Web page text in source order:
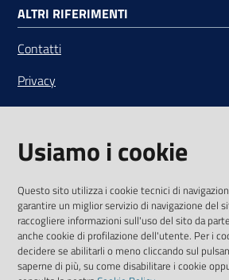
ALTRI RIFERIMENTI
Contatti
Privacy
Note legali
Media Policy
SEGUICI SU
YoutubeTwitterLinkedinFacebook
Usiamo i cookie
Questo sito utilizza i cookie tecnici di
garantire un miglior servizio di navigazione del
raccogliere informazioni sull'uso del sito da
anche cookie di profilazione dell'utente. Per i
decidere se abilitarli o meno cliccando sul
saperne di più, su come disabilitare i cookie